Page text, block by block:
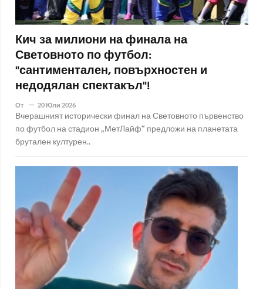
Кич за милиони на финала на
Световното по футбол:
"сантиментален, повърхностен и
недодялан спектакъл"!
От 20 Юли 2026
Вчерашният исторически финал на Световното първенство
по футбол на стадион „МетЛайф“ предложи на планетата
брутален културен..